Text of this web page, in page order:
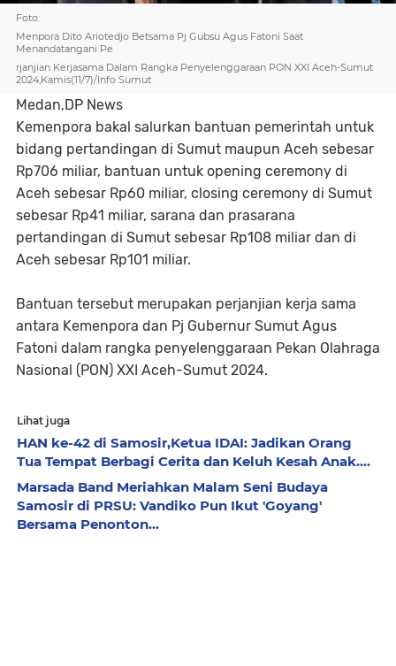
Foto:
Menpora Dito Ariotedjo Betsama Pj Gubsu Agus Fatoni Saat
Menandatangani Pe
rjanjian Kerjasama Dalam Rangka Penyelenggaraan PON XXI Aceh-Sumut
2024,Kamis(11/7)/Info Sumut
Medan,DP News
Kemenpora bakal salurkan bantuan pemerintah untuk
bidang pertandingan di Sumut maupun Aceh sebesar
Rp706 miliar, bantuan untuk opening ceremony di
Aceh sebesar Rp60 miliar, closing ceremony di Sumut
sebesar Rp41 miliar, sarana dan prasarana
pertandingan di Sumut sebesar Rp108 miliar dan di
Aceh sebesar Rp101 miliar.
Bantuan tersebut merupakan perjanjian kerja sama
antara Kemenpora dan Pj Gubernur Sumut Agus
Fatoni dalam rangka penyelenggaraan Pekan Olahraga
Nasional (PON) XXI Aceh-Sumut 2024.
Lihat juga
HAN ke-42 di Samosir,Ketua IDAI: Jadikan Orang
Tua Tempat Berbagi Cerita dan Keluh Kesah Anak....
Marsada Band Meriahkan Malam Seni Budaya
Samosir di PRSU: Vandiko Pun Ikut 'Goyang'
Bersama Penonton...